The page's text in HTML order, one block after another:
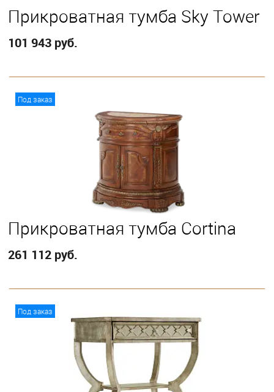
Прикроватная тумба Sky Tower
101 943 руб.
Под заказ
Прикроватная тумба Cortina
261 112 руб.
Под заказ